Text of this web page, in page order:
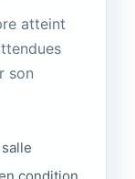
atteint
son